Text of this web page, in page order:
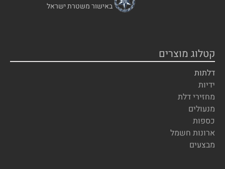
באישור משטרת ישראל
קטלוג מוצרים
דלתות
ידיות
מחזירי דלת
מנעולים
כספות
ארונות חשמל
מבצעים